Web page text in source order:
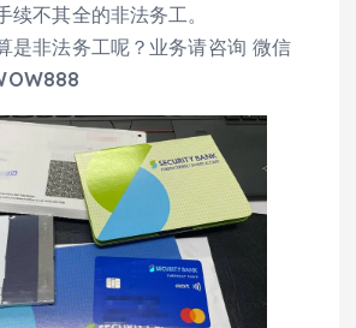
续不其全的非法务工。
是非法务工呢？业务请咨询 微信